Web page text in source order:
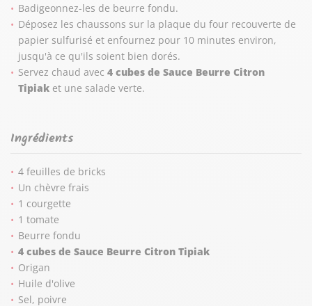
Badigeonnez-les de beurre fondu.
Déposez les chaussons sur la plaque du four recouverte de
papier sulfurisé et enfournez pour 10 minutes environ,
jusqu'à ce qu'ils soient bien dorés.
Servez chaud avec4 cubes de Sauce Beurre Citron
Tipiak et une salade verte.
Ingrédients
4 feuilles de bricks
Un chèvre frais
1 courgette
1 tomate
Beurre fondu
4 cubes de Sauce Beurre Citron Tipiak
Origan
Huile d'olive
Sel, poivre